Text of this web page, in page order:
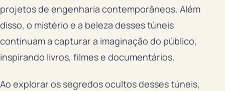
projetos de engenharia contemporâneos. Além
disso, o mistério e a beleza desses túneis
continuam a capturar a imaginação do público,
inspirando livros, filmes e documentários.
Ao explorar os segredos ocultos desses túneis,